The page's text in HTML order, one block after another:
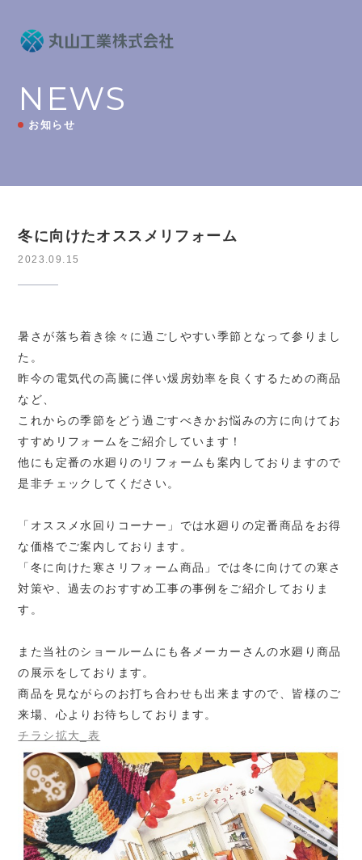
NEWS
お知らせ
冬に向けたオススメリフォーム
2023.09.15
暑さが落ち着き徐々に過ごしやすい季節となって参りまし
た。
昨今の電気代の高騰に伴い煖房効率を良くするための商品
など、
これからの季節をどう過ごすべきかお悩みの方に向けてお
すすめリフォームをご紹介しています！
他にも定番の水廻りのリフォームも案内しておりますので
是非チェックしてください。
「オススメ水回りコーナー」では水廻りの定番商品をお得
な価格でご案内しております。
「冬に向けた寒さリフォーム商品」では冬に向けての寒さ
対策や、過去のおすすめ工事の事例をご紹介しておりま
す。
また当社のショールームにも各メーカーさんの水廻り商品
の展示をしております。
商品を見ながらのお打ち合わせも出来ますので、皆様のご
来場、心よりお待ちしております。
チラシ拡大_表